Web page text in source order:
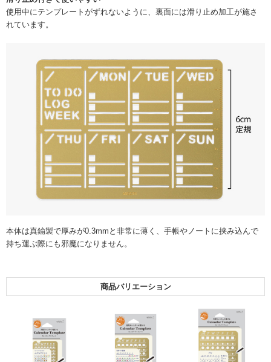
使用中にテンプレートがずれないように、裏面には滑り止め加工が施さ
れています。
本体は真鍮製で厚みが0.3mmと非常に薄く、手帳やノートに挟み込んで
持ち運ぶ際にも邪魔になりません。
商品バリエーション